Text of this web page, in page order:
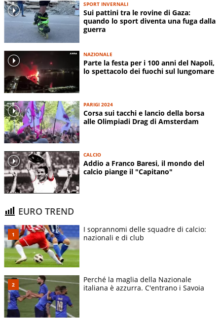
SPORT INVERNALI
Sui pattini tra le rovine di Gaza:
quando lo sport diventa una fuga dalla
guerra
NAZIONALE
Parte la festa per i 100 anni del Napoli,
lo spettacolo dei fuochi sul lungomare
PARIGI 2024
Corsa sui tacchi e lancio della borsa
alle Olimpiadi Drag di Amsterdam
CALCIO
Addio a Franco Baresi, il mondo del
calcio piange il "Capitano"
EURO TREND
I soprannomi delle squadre di calcio:
nazionali e di club
Perché la maglia della Nazionale
italiana è azzurra. C'entrano i Savoia